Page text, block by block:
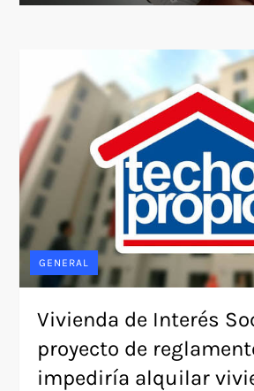
GENERAL
Vivienda de Interés
proyecto de
impediría alquilar